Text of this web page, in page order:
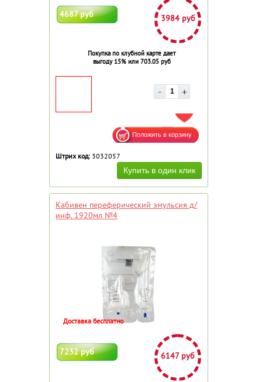
4687 руб 3984 руб
Покупка по клубной карте дает
выгоду 15% или 703.05 руб
ДОБАВИТЬ В ИЗБРАННОЕ
Штрих код: 3032057
Кабивен переферический эмульсия д/
инф. 1920мл №4
7232 руб 6147 руб
Доставка бесплатно